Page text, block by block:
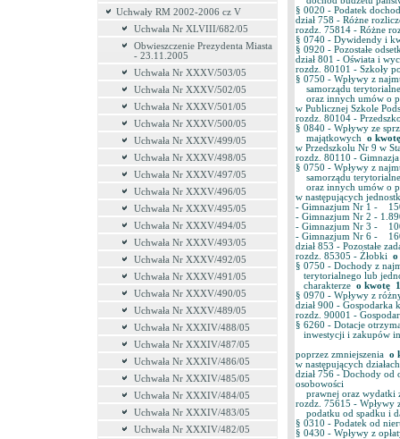
Uchwały RM 2002-2006 cz V
Uchwała Nr XLVIII/682/05
Obwieszczenie Prezydenta Miasta
- 23.11.2005
Uchwała Nr XXXV/503/05
Uchwała Nr XXXV/502/05
Uchwała Nr XXXV/501/05
Uchwała Nr XXXV/500/05
Uchwała Nr XXXV/499/05
Uchwała Nr XXXV/498/05
Uchwała Nr XXXV/497/05
Uchwała Nr XXXV/496/05
Uchwała Nr XXXV/495/05
Uchwała Nr XXXV/494/05
Uchwała Nr XXXV/493/05
Uchwała Nr XXXV/492/05
Uchwała Nr XXXV/491/05
Uchwała Nr XXXV/490/05
Uchwała Nr XXXV/489/05
Uchwała Nr XXXIV/488/05
Uchwała Nr XXXIV/487/05
Uchwała Nr XXXIV/486/05
Uchwała Nr XXXIV/485/05
Uchwała Nr XXXIV/484/05
Uchwała Nr XXXIV/483/05
Uchwała Nr XXXIV/482/05
§ 0020 - Podatek
dział 758 - Różne
rozdz. 75814 - Różne
§ 0740 - Dywidendy i
§ 0920 - Pozostałe
dział 801 - Oświata i
rozdz. 80101 - Szkoły
§ 0750 - Wpływy z
samorządu
oraz innych umów o
w Publicznej Szkole
rozdz. 80104 -
§ 0840 - Wpływy ze
majątkowych o
w Przedszkolu Nr 9 w
rozdz. 80110 -
§ 0750 - Wpływy z
samorządu
oraz innych umów o
w następujących
- Gimnazjum Nr 1 -
- Gimnazjum Nr 2 -
- Gimnazjum Nr 3 -
- Gimnazjum Nr 6 -
dział 853 - Pozostałe
rozdz. 85305 - Żłobki o
§ 0750 - Dochody z
terytorialnego lub
charakterze o kwotę
§ 0970 - Wpływy z
dział 900 - Gospodarka
rozdz. 90001 -
§ 6260 - Dotacje
inwestycji i zakupów
poprzez zmniejszenia o
w następujących
dział 756 - Dochody od
osobowości
prawnej oraz wydatki
rozdz. 75615 - Wpływy
podatku od spadku i
§ 0310 - Podatek od
§ 0430 - Wpływy z